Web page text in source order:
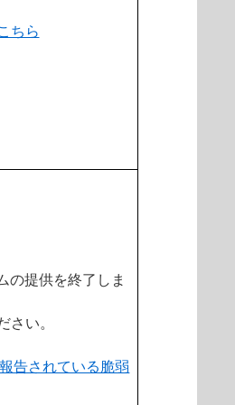
ちら
の提供を終了しま
さい。
告されている脆弱